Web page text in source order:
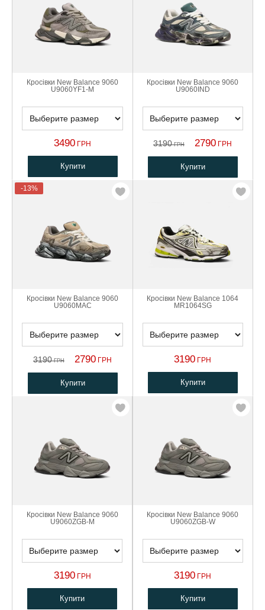
Кросівки New Balance 9060
U9060YF1-M
3490 ГРН
Купити
Кросівки New Balance 9060
U9060IND
3190ГРН 2790 ГРН
Купити
-13%
Кросівки New Balance 9060
U9060MAC
3190ГРН 2790 ГРН
Купити
Кросівки New Balance 1064
MR1064SG
3190 ГРН
Купити
Кросівки New Balance 9060
U9060ZGB-M
3190ГРН
Купити
Кросівки New Balance 9060
U9060ZGB-W
3190 ГРН
Купити